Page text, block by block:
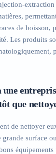
de boisson,
Les produits
que
de nettoyer
surface